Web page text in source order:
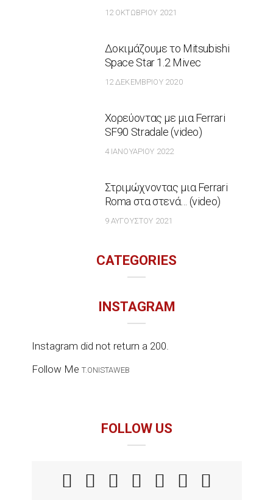
12 ΟΚΤΩΒΡΊΟΥ 2021
Δοκιμάζουμε το Mitsubishi
Space Star 1.2 Mivec
12 ΔΕΚΕΜΒΡΊΟΥ 2020
Χορεύοντας με μια Ferrari
SF90 Stradale (video)
4 ΙΑΝΟΥΑΡΊΟΥ 2022
Στριμώχνοντας μια Ferrari
Roma στα στενά… (video)
9 ΑΥΓΟΎΣΤΟΥ 2021
CATEGORIES
INSTAGRAM
Instagram did not return a 200.
Follow Me T.ONISTAWEB
FOLLOW US